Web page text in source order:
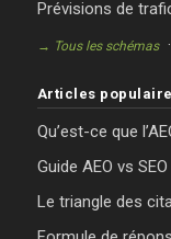
Prévisions de
→ Tous les schémas·
Articles
Qu’est-ce que
Guide AEO vs SEO
Le triangle des